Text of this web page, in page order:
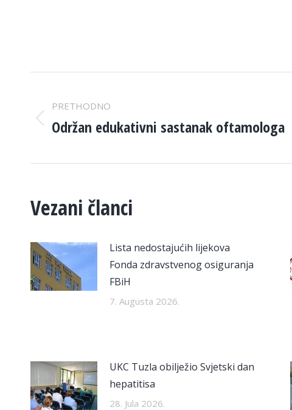
NAVIGATION
PRETHODNO
Previous
Održan edukativni sastanak oftamologa
Vezani članci
Lista nedostajućih lijekova
Fonda zdravstvenog osiguranja
FBiH
7. Augusta 2026.
UKC Tuzla obilježio Svjetski dan
hepatitisa
28. Jula 2026.